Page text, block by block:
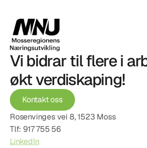
Vi bidrar til flere i
økt verdiskaping!
Kontakt oss
Rosenvinges vei 8, 1523 Moss
Tlf: 917 755 56
LinkedIn